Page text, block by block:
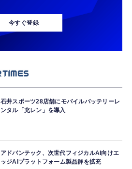
今すぐ登録
石井スポーツ28店舗にモバイルバッテリーレ
ンタル「充レン」を導入
アドバンテック、次世代フィジカルAI向けエ
ッジAIプラットフォーム製品群を拡充